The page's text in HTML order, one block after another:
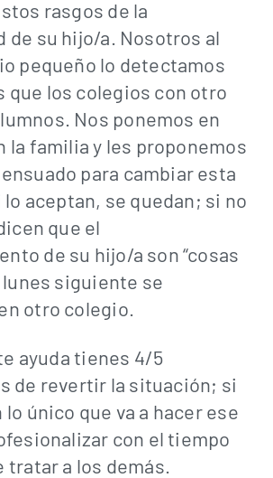
rasgos de la
de su hijo/a. Nosotros al
pequeño lo detectamos
que los colegios con otro
Nos ponemos en
la familia y les proponemos
para cambiar esta
aceptan, se quedan; si no
que el
de su hijo/a son “cosas
lunes siguiente se
otro colegio.
ayuda tienes 4/5
de revertir la situación; si
lo único que va a hacer ese
con el tiempo
tratar a los demás.